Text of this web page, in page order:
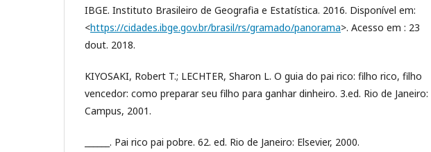
IBGE. Instituto Brasileiro de Geografia e Estatística. 2016. Disponível em:
<https://cidades.ibge.gov.br/brasil/rs/gramado/panorama>. Acesso em : 23
dout. 2018.
KIYOSAKI, Robert T.; LECHTER, Sharon L. O guia do pai rico: filho rico, filho
vencedor: como preparar seu filho para ganhar dinheiro. 3.ed. Rio de Janeiro:
Campus, 2001.
______. Pai rico pai pobre. 62. ed. Rio de Janeiro: Elsevier, 2000.